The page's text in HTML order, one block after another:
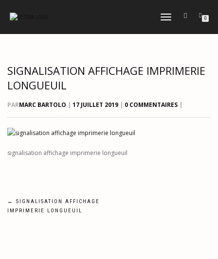
DÉPLIER
NAVIGATION
0
SIGNALISATION AFFICHAGE IMPRIMERIE
LONGUEUIL
PARMARC BARTOLO | 17 JUILLET 2019 | 0 COMMENTAIRES |
signalisation affichage imprimerie longueuil
Navigation
←
SIGNALISATION AFFICHAGE
IMPRIMERIE LONGUEUIL